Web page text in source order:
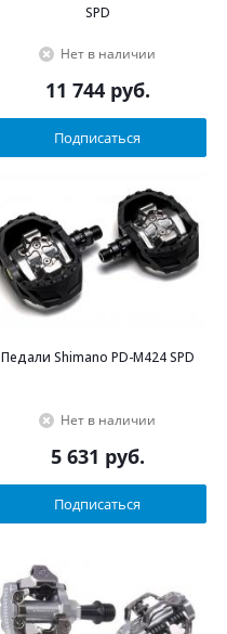
SPD
Нет в наличии
11 744руб.
Подписаться
Педали Shimano PD-M424 SPD
Нет в наличии
5 631 руб.
Подписаться